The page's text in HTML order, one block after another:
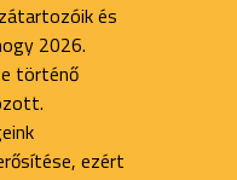
és
2026.
történő
ezért